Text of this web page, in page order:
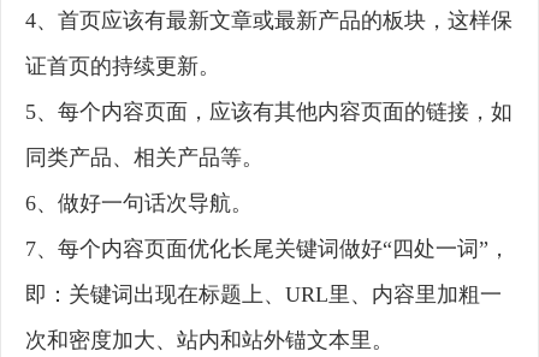
4、首页应该有最新文章或最新产品的板块，这样保
证首页的持续更新。
5、每个内容页面，应该有其他内容页面的链接，如
同类产品、相关产品等。
6、做好一句话次导航。
7、每个内容页面优化长尾关键词做好“四处一词”，
即：关键词出现在标题上、URL里、内容里加粗一
次和密度加大、站内和站外锚文本里。